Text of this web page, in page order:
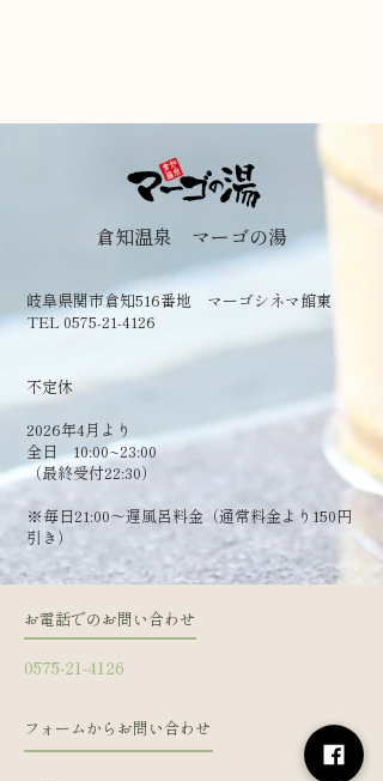
倉知温泉 マーゴの湯
岐阜県関市倉知516番地 マーゴシネマ館東
TEL 0575-21-4126
​不定休
2026年4月より
全日 10:00~23:00
（最終受付22:30）
​※毎日21:00～遅風呂料金（通常料金より150円
引き）
お電話でのお問い合わせ
0575-21-4126
フォームからお問い合わせ